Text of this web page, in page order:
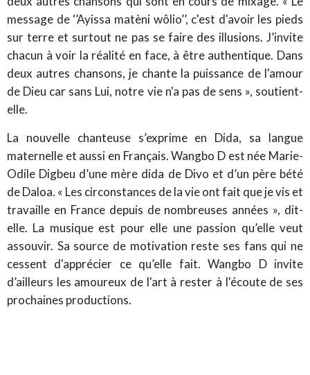
message de ‘’Ayissa matèni wôlio’’, c'est d'avoir les pieds
sur terre et surtout ne pas se faire des illusions. J’invite
chacun à voir la réalité en face, à être authentique. Dans
deux autres chansons, je chante la puissance de l'amour
de Dieu car sans Lui, notre vie n'a pas de sens », soutient-
elle.
La nouvelle chanteuse s’exprime en Dida, sa langue
maternelle et aussi en Français. Wangbo D est née Marie-
Odile Digbeu d’une mère dida de Divo et d’un père bété
de Daloa. « Les circonstances de la vie ont fait que je vis et
travaille en France depuis de nombreuses années », dit-
elle. La musique est pour elle une passion qu’elle veut
assouvir. Sa source de motivation reste ses fans qui ne
cessent d'apprécier ce qu’elle fait. Wangbo D invite
d’ailleurs les amoureux de l'art à rester à l'écoute de ses
prochaines productions.